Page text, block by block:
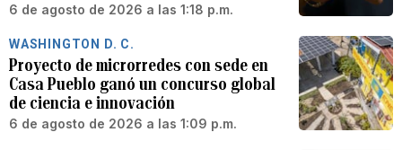
6 de agosto de 2026 a las 1:18 p.m.
WASHINGTON D. C.
Proyecto de microrredes con sede en
Casa Pueblo ganó un concurso global
de ciencia e innovación
6 de agosto de 2026 a las 1:09 p.m.